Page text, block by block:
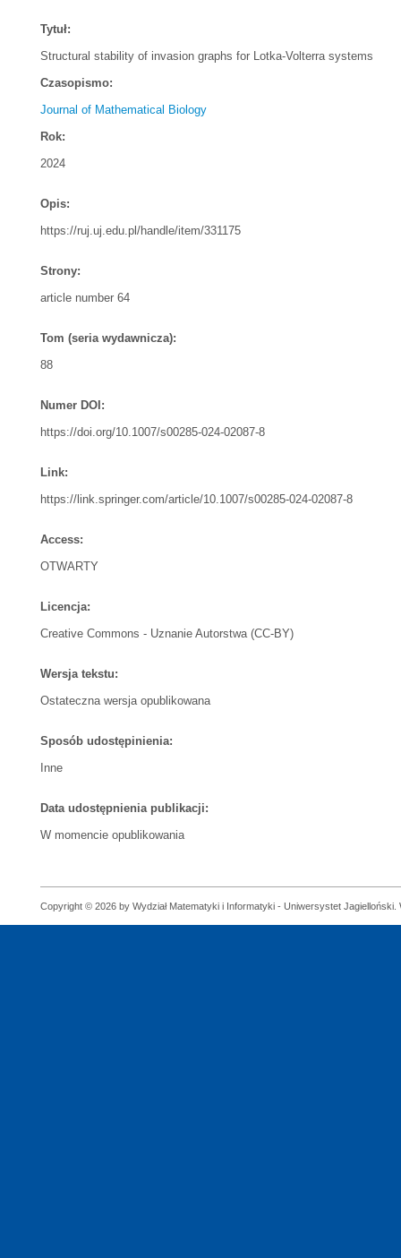
Tytuł:
Structural stability of invasion graphs for Lotka-Volterra systems
Czasopismo:
Journal of Mathematical Biology
Rok:
2024
Opis:
https://ruj.uj.edu.pl/handle/item/331175
Strony:
article number 64
Tom (seria wydawnicza):
88
Numer DOI:
https://doi.org/10.1007/s00285-024-02087-8
Link:
https://link.springer.com/article/10.1007/s00285-024-02087-8
Access:
OTWARTY
Licencja:
Creative Commons - Uznanie Autorstwa (CC-BY)
Wersja tekstu:
Ostateczna wersja opublikowana
Sposób udostępinienia:
Inne
Data udostępnienia publikacji:
W momencie opublikowania
Copyright © 2026 by Wydział Matematyki i Informatyki - Uniwersystet